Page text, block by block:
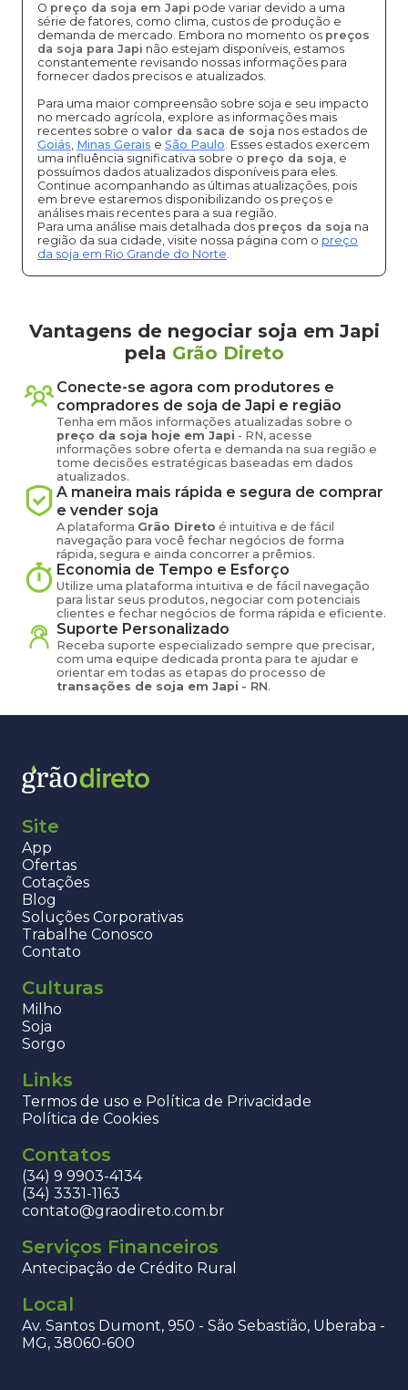
O preço da soja em Japi pode variar devido a uma
série de fatores, como clima, custos de produção e
demanda de mercado. Embora no momento os preços
da soja para Japi não estejam disponíveis, estamos
constantemente revisando nossas informações para
fornecer dados precisos e atualizados.
Para uma maior compreensão sobre soja e seu impacto
no mercado agrícola, explore as informações mais
recentes sobre o valor da saca de soja nos estados de
Goiás, Minas Gerais e São Paulo. Esses estados exercem
uma influência significativa sobre o preço da soja, e
possuímos dados atualizados disponíveis para eles.
Continue acompanhando as últimas atualizações, pois
em breve estaremos disponibilizando os preços e
análises mais recentes para a sua região.
Para uma análise mais detalhada dos preços da soja na
região da sua cidade, visite nossa página com o preço
da soja em Rio Grande do Norte.
Vantagens de negociar soja em Japi
pela Grão Direto
Conecte-se agora com produtores e
compradores de soja de Japi e região
Tenha em mãos informações atualizadas sobre o
preço da soja hoje em Japi - RN, acesse
informações sobre oferta e demanda na sua região e
tome decisões estratégicas baseadas em dados
atualizados.
A maneira mais rápida e segura de comprar
e vender soja
A plataforma Grão Direto é intuitiva e de fácil
navegação para você fechar negócios de forma
rápida, segura e ainda concorrer a prêmios.
Economia de Tempo e Esforço
Utilize uma plataforma intuitiva e de fácil navegação
para listar seus produtos, negociar com potenciais
clientes e fechar negócios de forma rápida e eficiente.
Suporte Personalizado
Receba suporte especializado sempre que precisar,
com uma equipe dedicada pronta para te ajudar e
orientar em todas as etapas do processo de
transações de soja em Japi - RN.
Site
App
Ofertas
Cotações
Blog
Soluções Corporativas
Trabalhe Conosco
Contato
Culturas
Milho
Soja
Sorgo
Links
Termos de uso e Política de Privacidade
Política de Cookies
Contatos
(34) 9 9903-4134
(34) 3331-1163
contato@graodireto.com.br
Serviços Financeiros
Antecipação de Crédito Rural
Local
Av. Santos Dumont, 950 - São Sebastião, Uberaba -
MG, 38060-600